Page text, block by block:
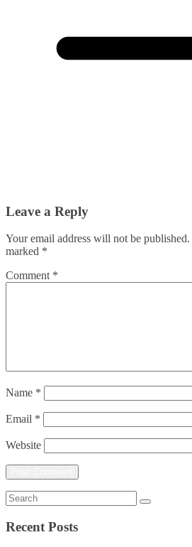
Leave a Reply
Your email address will not be published.
marked *
Comment *
Name *
Email *
Website
Recent Posts